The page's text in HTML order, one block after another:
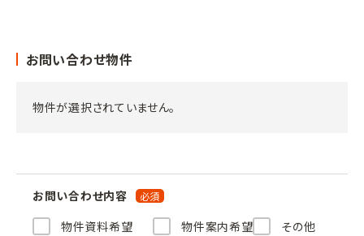
お問い合わせ物件
物件が選択されていません。
お問い合わせ内容
物件資料希望
物件案内希望 その他